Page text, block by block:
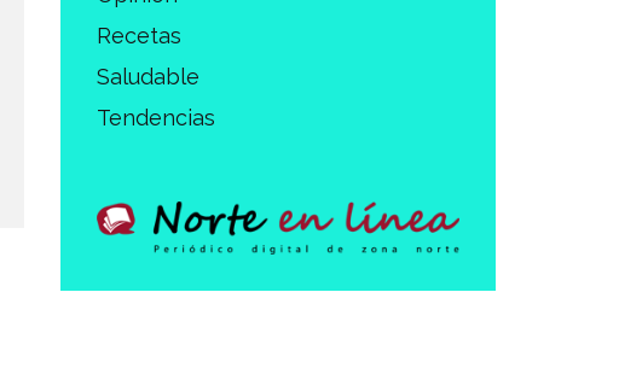
Recetas
Saludable
Tendencias